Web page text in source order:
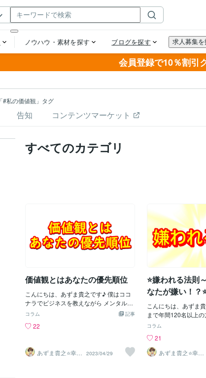
会員登録で10％割引
「#私の価値観」タグ
告知 コンテンツマーケット
すべてのカテゴリ
価値観とはあなたの優先順位
こんにちは、あずま貴之です♪ 僕はココ
ナラでビジネスを教えながら メンタルサ
ポートの専門家として これまで350名以
きました おかげさまで 2022年9月にココ
得できました‼⭐お客様の声⭐さて、世の
中の多くの方が自分なりの価値観を持っ
記事
コラム
22
あずま貴之⭐幸せ
自分軸の生き方
2023/04/29
⭐嫌われる法則
なたが嫌い！？
こんにちは、あずま貴之で
まで年間120名以上
を支援してきました
評価に 毎回ビクビク
しもあると思います
もよくないので あま
コラム
21
あずま貴之⭐幸せ
自分軸の生き方